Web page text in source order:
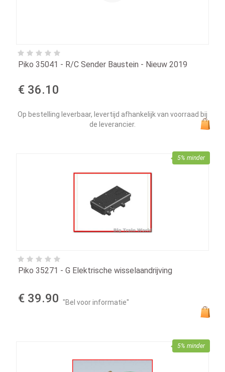
Piko 35041 - R/C Sender Baustein - Nieuw 2019
€ 36.10
Op bestelling leverbaar, levertijd afhankelijk van voorraad bij
de leverancier.
Piko 35271 - G Elektrische wisselaandrijving
€ 39.90 "Bel voor informatie"
5% minder
5% minder